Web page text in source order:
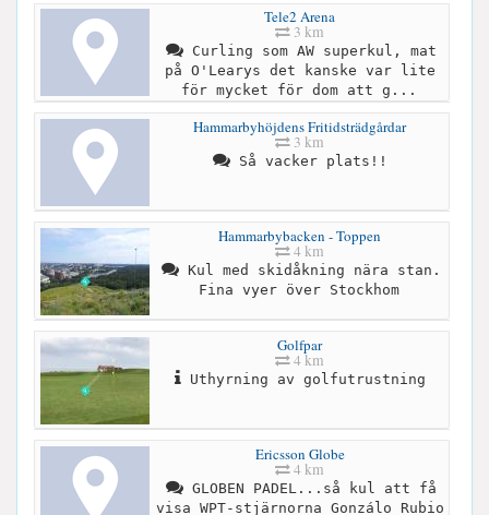
Tele2 Arena
3 km
Curling som AW superkul, mat
på O'Learys det kanske var lite
för mycket för dom att g...
Hammarbyhöjdens Fritidsträdgårdar
3 km
Så vacker plats!!
Hammarbybacken - Toppen
4 km
Kul med skidåkning nära stan.
Fina vyer över Stockhom
Golfpar
4 km
Uthyrning av golfutrustning
Ericsson Globe
4 km
GLOBEN PADEL...så kul att få
visa WPT-stjärnorna Gonzálo Rubio